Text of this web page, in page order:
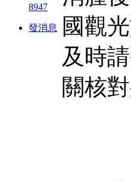
8947
發消息
國觀
及時
關核對